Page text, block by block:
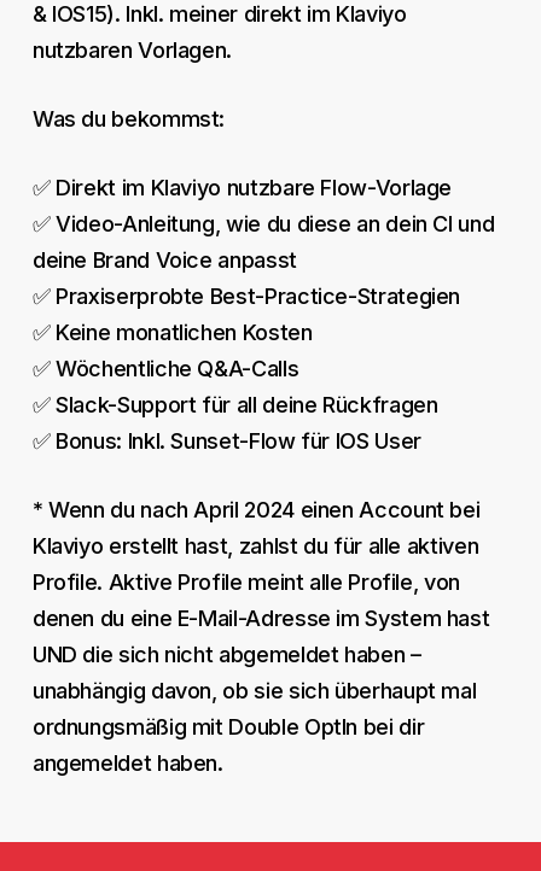
& IOS15). Inkl. meiner direkt im Klaviyo
nutzbaren Vorlagen.
Was du bekommst:
✅ Direkt im Klaviyo nutzbare Flow-Vorlage
✅ Video-Anleitung, wie du diese an dein CI und
deine Brand Voice anpasst
✅ Praxiserprobte Best-Practice-Strategien
✅ Keine monatlichen Kosten
✅ Wöchentliche Q&A-Calls
✅ Slack-Support für all deine Rückfragen
✅ Bonus: Inkl. Sunset-Flow für IOS User
* Wenn du nach April 2024 einen Account bei
Klaviyo erstellt hast, zahlst du für alle aktiven
Profile. Aktive Profile meint alle Profile, von
denen du eine E-Mail-Adresse im System hast
UND die sich nicht abgemeldet haben –
unabhängig davon, ob sie sich überhaupt mal
ordnungsmäßig mit Double OptIn bei dir
angemeldet haben.